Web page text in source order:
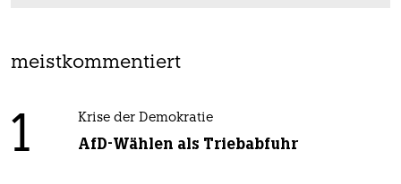
meistkommentiert
1 Krise der Demokratie
AfD-Wählen als Triebabfuhr